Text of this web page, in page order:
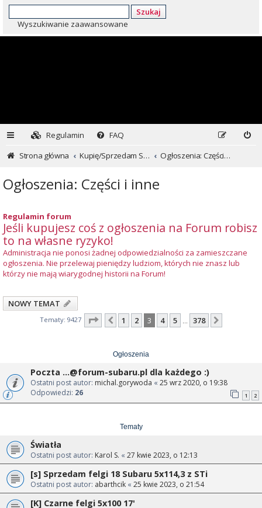
Szukaj
Wyszukiwanie zaawansowane
Regulamin
FAQ
Strona główna
Kupię/Sprzedam Subaru i nie tylko... Ogłoszenia: Części i inne
Ogłoszenia: Części i inne
Regulamin forum
Jeśli kupujesz coś z ogłoszenia na Forum robisz
to na własne ryzyko!
Administracja nie ponosi żadnej odpowiedzialności za zamieszczane
ogłoszenia. Nie przelewaj pieniędzy ludziom, których nie znasz lub
którzy nie mają wiarygodnej historii na Forum!
NOWY TEMAT
Tematy: 9427 Strona z378
Poprzednia
1 2 3 4 5 378
Ogłoszenia
Poczta ...@forum-subaru.pl dla każdego :)
Ostatni post autor: michal.gorywoda « 25 wrz 2020, o 19:38
Odpowiedzi: 26 1 2
Tematy
Światła
Ostatni post autor: Karol S. « 27 kwie 2023, o 12:13
[s] Sprzedam felgi 18 Subaru 5x114,3 z STi
Ostatni post autor: abarthcik « 25 kwie 2023, o 21:54
[K] Czarne felgi 5x100 17'